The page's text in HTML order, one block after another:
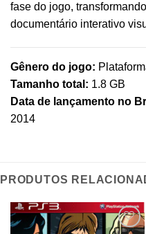
fase do jogo,
documentário interativo
Gênero do jogo:
Tamanho total: 1.8 GB
Data de lançamento no
2014
PRODUTOS